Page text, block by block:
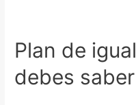
Plan de
debes saber
igualdad
lo